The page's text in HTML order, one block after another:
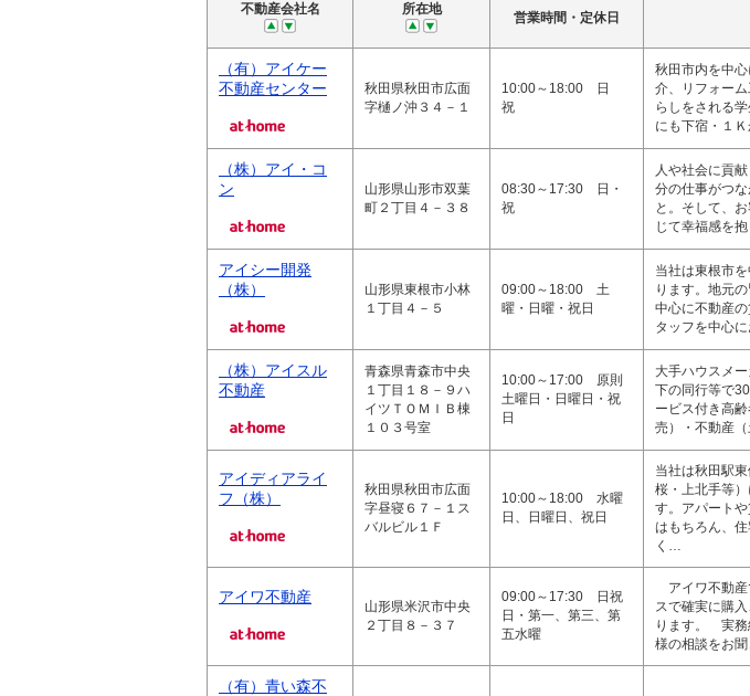
不動産会社名 所在地
営業時間・定休日
（有）アイケー
不動産センター
秋田県秋田市広面
字樋ノ沖３４－１
10:00～18:00 日
祝
秋田市内を中
介、リフォー
らしをされる
にも下宿・１
（株）アイ・コ
ン
山形県山形市双葉
町２丁目４－３８
08:30～17:30 日・
祝
人や社会に貢
分の仕事がつ
と。そして、
じて幸福感を
アイシー開発
（株）
山形県東根市小林
１丁目４－５
09:00～18:00 土
曜・日曜・祝日
当社は東根市
ります。地元
中心に不動産
タッフを中心
（株）アイスル
不動産
青森県青森市中央
１丁目１８－９ハ
イツＴＯＭＩＢ棟
１０３号室
10:00～17:00 原則
土曜日・日曜日・祝
日
大手ハウスメ
下の同行等で
ービス付き高
売）・不動産
アイディアライ
フ（株）
秋田県秋田市広面
字昼寝６７－１ス
バルビル１Ｆ
10:00～18:00 水曜
日、日曜日、祝日
当社は秋田駅
桜・上北手等
す。アパート
はもちろん、
く…
アイワ不動産
山形県米沢市中央
２丁目８－３７
09:00～17:30 日祝
日・第一、第三、第
五水曜
アイワ不動産
スで確実に購
ります。 実務
様の相談をお
（有）青い森不